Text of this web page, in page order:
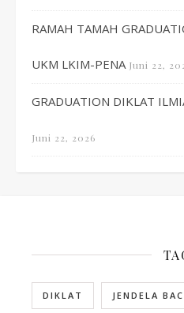
RAMAH TAMAH
UKM LKIM-PENA Juni 22,
GRADUATION DIKLAT
Juni 22, 2026
DIKLAT JENDELA